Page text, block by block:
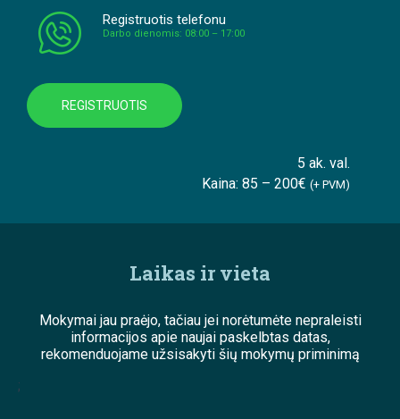
Registruotis telefonu
Darbo dienomis: 08:00 – 17:00
REGISTRUOTIS
5 ak. val.
Kaina: 85 – 200€ (+ PVM)
Laikas ir vieta
Mokymai jau praėjo, tačiau jei norėtumėte nepraleisti
informacijos apie naujai paskelbtas datas,
rekomenduojame užsisakyti šių mokymų priminimą
;